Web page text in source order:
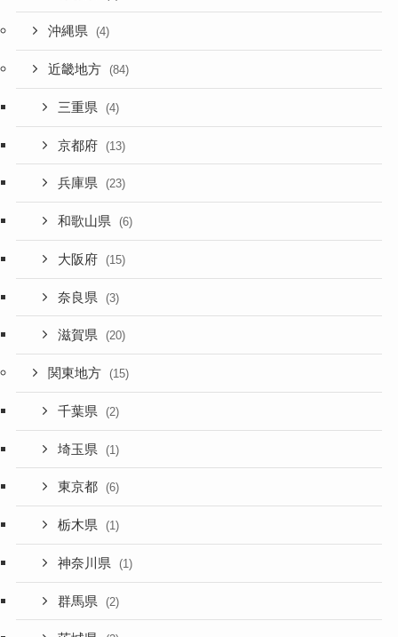
沖縄県 (4)
近畿地方 (84)
三重県 (4)
京都府 (13)
兵庫県 (23)
和歌山県 (6)
大阪府 (15)
奈良県 (3)
滋賀県 (20)
関東地方 (15)
千葉県 (2)
埼玉県 (1)
東京都 (6)
栃木県 (1)
神奈川県 (1)
群馬県 (2)